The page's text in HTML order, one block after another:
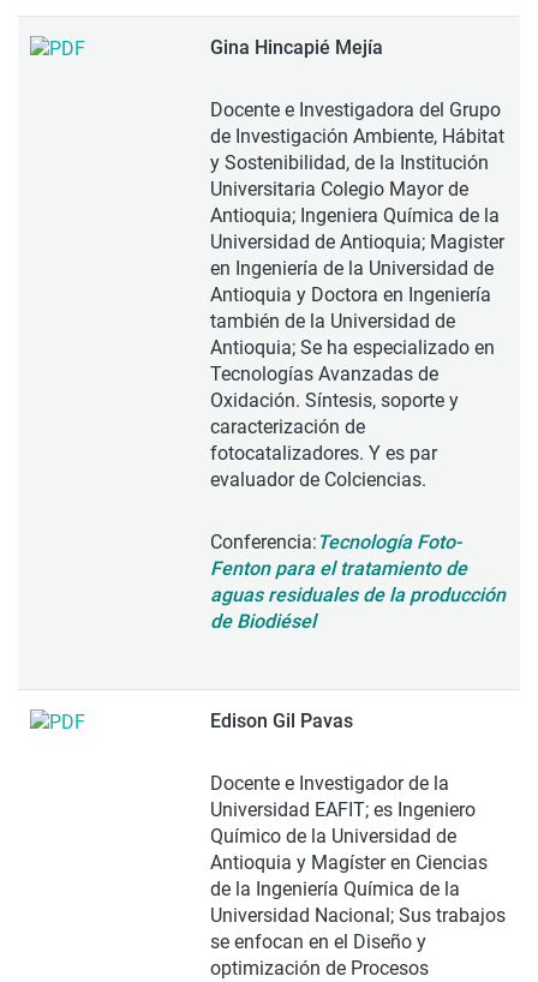
Gina Hincapié Mejía
Docente e Investigadora del Grupo
de Investigación Ambiente, Hábitat
y Sostenibilidad, de la Institución
Universitaria Colegio Mayor de
Antioquia; Ingeniera Química de la
Universidad de Antioquia; Magister
en Ingeniería de la Universidad de
Antioquia y Doctora en Ingeniería
también de la Universidad de
Antioquia; Se ha especializado en
Tecnologías Avanzadas de
Oxidación. Síntesis, soporte y
caracterización de
fotocatalizadores. Y es par
evaluador de Colciencias.
Conferencia: Tecnología Foto-
Fenton para el tratamiento de
aguas residuales de la producción
de Biodiésel
Edison Gil Pavas
Docente e Investigador de la
Universidad EAFIT; es Ingeniero
Químico de la Universidad de
Antioquia y Magíster en Ciencias
de la Ingeniería Química de la
Universidad Nacional; Sus trabajos
se enfocan en el Diseño y
optimización de Procesos